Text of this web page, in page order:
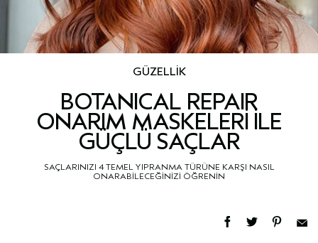
GÜZELLİK
BOTANICAL REPAIR
ONARIM MASKELERİ İLE
GÜÇLÜ SAÇLAR
SAÇLARINIZI 4 TEMEL YIPRANMA TÜRÜNE KARŞI NASIL
ONARABİLECEĞİNİZİ ÖĞRENİN